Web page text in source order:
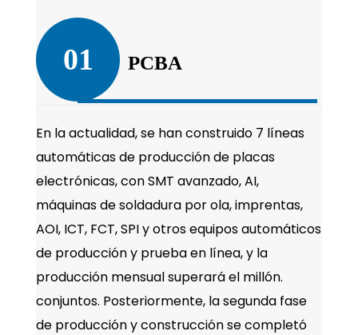
01 PCBA
En la actualidad, se han construido 7 líneas
automáticas de producción de placas
electrónicas, con SMT avanzado, AI,
máquinas de soldadura por ola, imprentas,
AOI, ICT, FCT, SPI y otros equipos automáticos
de producción y prueba en línea, y la
producción mensual superará el millón.
conjuntos. Posteriormente, la segunda fase
de producción y construcción se completó